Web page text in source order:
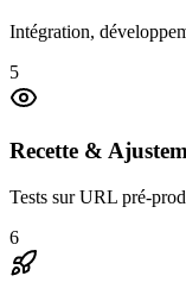
Intégration,
5
Recette &
Tests sur URL pré-
6